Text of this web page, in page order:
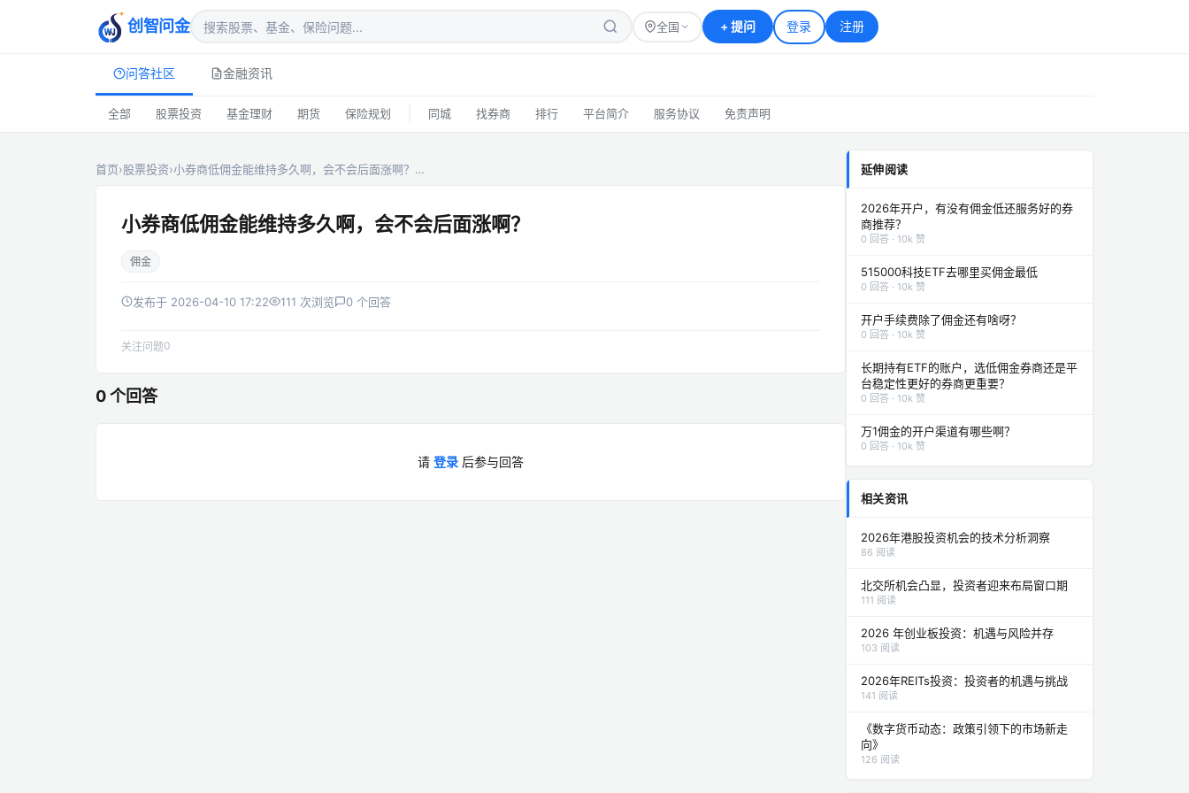
创智问金 全国 +提问 登录 注册
问答社区 金融资讯
全部 股票投资 基金理财 期货 保险规划 同城 找券商 排行 平台简介 服务协议 免责声明
首页›股票投资›小券商低佣金能维持多久啊，会不会后面涨啊？…
小券商低佣金能维持多久啊，会不会后面涨啊？
佣金
发布于 2026-04-10 17:22 111 次浏览 0 个回答
关注问题0
0 个回答
请 登录 后参与回答
延伸阅读
2026年开户，有没有佣金低还服务好的券
商推荐？
0 回答 · 10k 赞
515000科技ETF去哪里买佣金最低
0 回答 · 10k 赞
开户手续费除了佣金还有啥呀？
0 回答 · 10k 赞
长期持有ETF的账户，选低佣金券商还是平
台稳定性更好的券商更重要？
0 回答 · 10k 赞
万1佣金的开户渠道有哪些啊？
0 回答 · 10k 赞
相关资讯
2026年港股投资机会的技术分析洞察
86 阅读
北交所机会凸显，投资者迎来布局窗口期
111 阅读
2026 年创业板投资：机遇与风险并存
103 阅读
2026年REITs投资：投资者的机遇与挑战
141 阅读
《数字货币动态：政策引领下的市场新走
向》
126 阅读